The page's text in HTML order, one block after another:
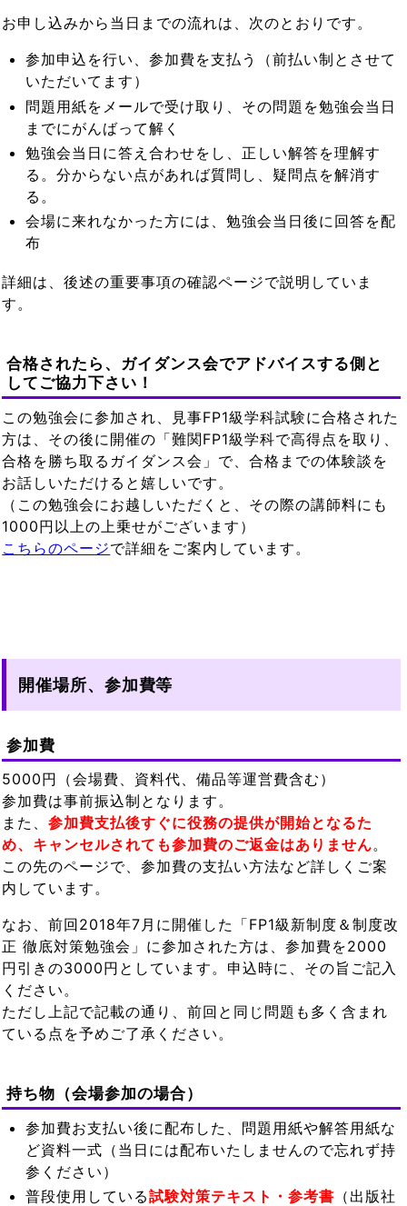
お申し込みから当日までの流れは、次のとおりです。
参加申込を行い、参加費を支払う（前払い制とさせて
いただいてます）
問題用紙をメールで受け取り、その問題を勉強会当日
までにがんばって解く
勉強会当日に答え合わせをし、正しい解答を理解す
る。分からない点があれば質問し、疑問点を解消す
る。
会場に来れなかった方には、勉強会当日後に回答を配
布
詳細は、後述の重要事項の確認ページで説明していま
す。
合格されたら、ガイダンス会でアドバイスする側と
してご協力下さい！
この勉強会に参加され、見事FP1級学科試験に合格された
方は、その後に開催の「難関FP1級学科で高得点を取り、
合格を勝ち取るガイダンス会」で、合格までの体験談を
お話しいただけると嬉しいです。
（この勉強会にお越しいただくと、その際の講師料にも
1000円以上の上乗せがございます）
こちらのページで詳細をご案内しています。
開催場所、参加費等
参加費
5000円（会場費、資料代、備品等運営費含む）
参加費は事前振込制となります。
また、参加費支払後すぐに役務の提供が開始となるた
め、キャンセルされても参加費のご返金はありません。
この先のページで、参加費の支払い方法など詳しくご案
内しています。
なお、前回2018年7月に開催した「FP1級新制度＆制度改
正 徹底対策勉強会」に参加された方は、参加費を2000
円引きの3000円としています。申込時に、その旨ご記入
ください。
ただし上記で記載の通り、前回と同じ問題も多く含まれ
ている点を予めご了承ください。
持ち物（会場参加の場合）
参加費お支払い後に配布した、問題用紙や解答用紙な
ど資料一式（当日には配布いたしませんので忘れず持
参ください）
普段使用している試験対策テキスト・参考書 （出版社